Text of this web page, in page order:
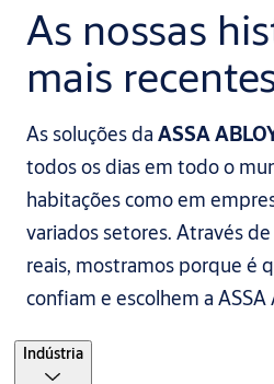
As nossas
mais
As soluções da ASSA
todos os dias em todo o
habitações como em
variados setores. Através
reais, mostramos porque é
confiam e escolhem a ASSA
Indústria